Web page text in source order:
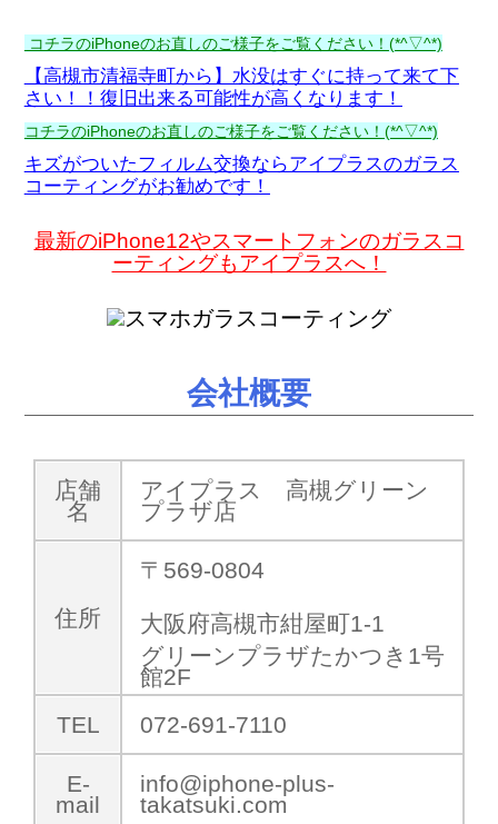
コチラのiPhoneのお直しのご様子をご覧ください！(*^▽^*)
【高槻市清福寺町から】水没はすぐに持って来て下
さい！！復旧出来る可能性が高くなります！
コチラのiPhoneのお直しのご様子をご覧ください！(*^▽^*)
キズがついたフィルム交換ならアイプラスのガラス
コーティングがお勧めです！
最新のiPhone12やスマートフォンのガラスコ
ーティングもアイプラスへ！
会社概要
店舗
名
アイプラス 高槻グリーン
プラザ店
住所
〒569-0804
大阪府高槻市紺屋町1-1
グリーンプラザたかつき1号
館2F
TEL
072-691-7110
E-
mail
info@iphone-plus-
takatsuki.com